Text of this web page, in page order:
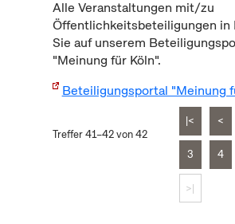
Alle Veranstaltungen mit/zu
Öffentlichkeitsbeteiligungen in
Sie auf unserem
"Meinung für Köln".
Beteiligungsportal "Meinung
Treffer 41–42 von 42
|< <
3 4
>|